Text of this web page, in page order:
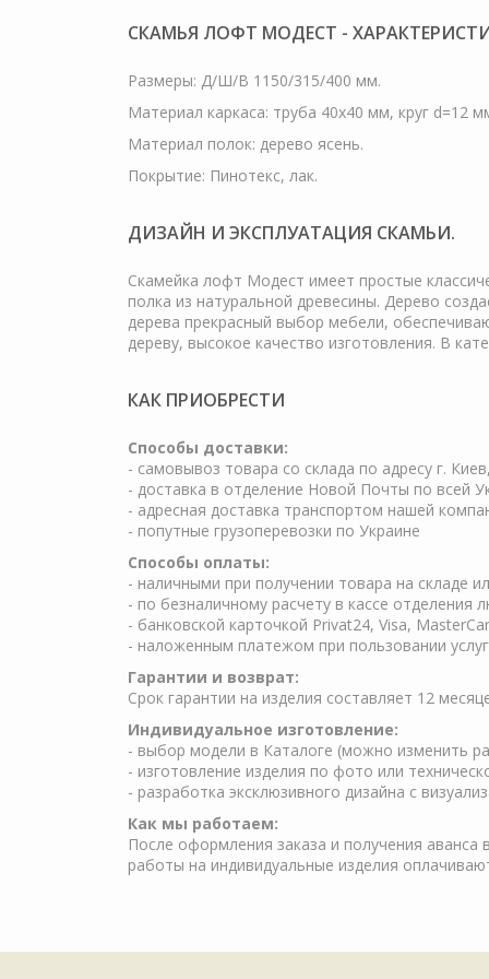
СКАМЬЯ ЛОФТ МОДЕСТ -
Размеры: Д/Ш/В 1150/315/400 мм.
Материал каркаса: труба 40х40 мм, круг d=12
Материал полок: дерево ясень.
Покрытие: Пинотекс, лак.
ДИЗАЙН И ЭКСПЛУАТАЦИЯ СКАМЬИ.
Скамейка лофт Модест имеет простые
полка из натуральной древесины. Дерево
дерева прекрасный выбор мебели,
дереву, высокое качество изготовления. В
КАК ПРИОБРЕСТИ
Cпособы доставки:
- самовывоз товара со склада по адресу г.
- доставка в отделение Новой Почты по всей
- адресная доставка транспортом нашей
- попутные грузоперевозки по Украине
Способы оплаты:
- наличными при получении товара на складе
- по безналичному расчету в кассе
- банковской карточкой Privat24, Visa,
- наложенным платежом при пользовании
Гарантии и возврат:
Срок гарантии на изделия составляет 12
Индивидуальное изготовление:
- выбор модели в Каталоге (можно изменить
- изготовление изделия по фото или
- разработка эксклюзивного дизайна с
Как мы работаем:
После оформления заказа и получения
работы на индивидуальные изделия